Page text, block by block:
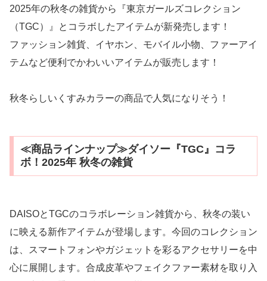
2025年の秋冬の雑貨から『東京ガールズコレクション
（TGC）』とコラボしたアイテムが新発売します！
ファッション雑貨、イヤホン、モバイル小物、ファーアイ
テムなど便利でかわいいアイテムが販売します！
秋冬らしいくすみカラーの商品で人気になりそう！
≪商品ラインナップ≫ダイソー『TGC』コラ
ボ！2025年 秋冬の雑貨
DAISOとTGCのコラボレーション雑貨から、秋冬の装い
に映える新作アイテムが登場します。今回のコレクション
は、スマートフォンやガジェットを彩るアクセサリーを中
心に展開します。合成皮革やフェイクファー素材を取り入